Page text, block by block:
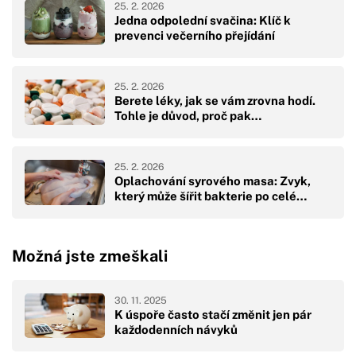
Jedna odpolední svačina: Klíč k
prevenci večerního přejídání
25. 2. 2026
Berete léky, jak se vám zrovna hodí.
Tohle je důvod, proč pak…
25. 2. 2026
Oplachování syrového masa: Zvyk,
který může šířit bakterie po celé…
25. 2. 2026
Možná jste zmeškali
K úspoře často stačí změnit jen pár
každodenních návyků
30. 11. 2025